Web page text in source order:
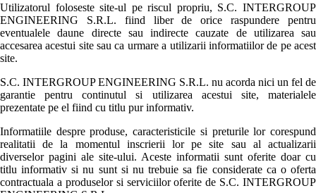
Utilizatorul foloseste site-ul pe riscul propriu, S.C. INTERGROUP
ENGINEERING S.R.L. fiind liber de orice raspundere pentru
eventualele daune directe sau indirecte cauzate de utilizarea sau
accesarea acestui site sau ca urmare a utilizarii informatiilor de pe acest
site.
S.C. INTERGROUP ENGINEERING S.R.L. nu acorda nici un fel de
garantie pentru continutul si utilizarea acestui site, materialele
prezentate pe el fiind cu titlu pur informativ.
Informatiile despre produse, caracteristicile si preturile lor corespund
realitatii de la momentul inscrierii lor pe site sau al actualizarii
diverselor pagini ale site-ului. Aceste informatii sunt oferite doar cu
titlu informativ si nu sunt si nu trebuie sa fie considerate ca o oferta
contractuala a produselor si serviciilor oferite de S.C. INTERGROUP